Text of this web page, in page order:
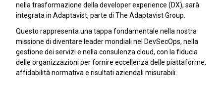
nella trasformazione della developer experience (DX), sarà
integrata in Adaptavist, parte di The Adaptavist Group.
Questo rappresenta una tappa fondamentale nella nostra
missione di diventare leader mondiali nel DevSecOps, nella
gestione dei servizi e nella consulenza cloud, con la fiducia
delle organizzazioni per fornire eccellenza delle piattaforme,
affidabilità normativa e risultati aziendali misurabili.